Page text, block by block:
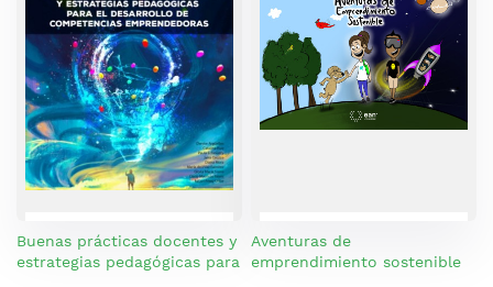
Buenas prácticas docentes y
estrategias pedagógicas para
Aventuras de
emprendimiento sostenible